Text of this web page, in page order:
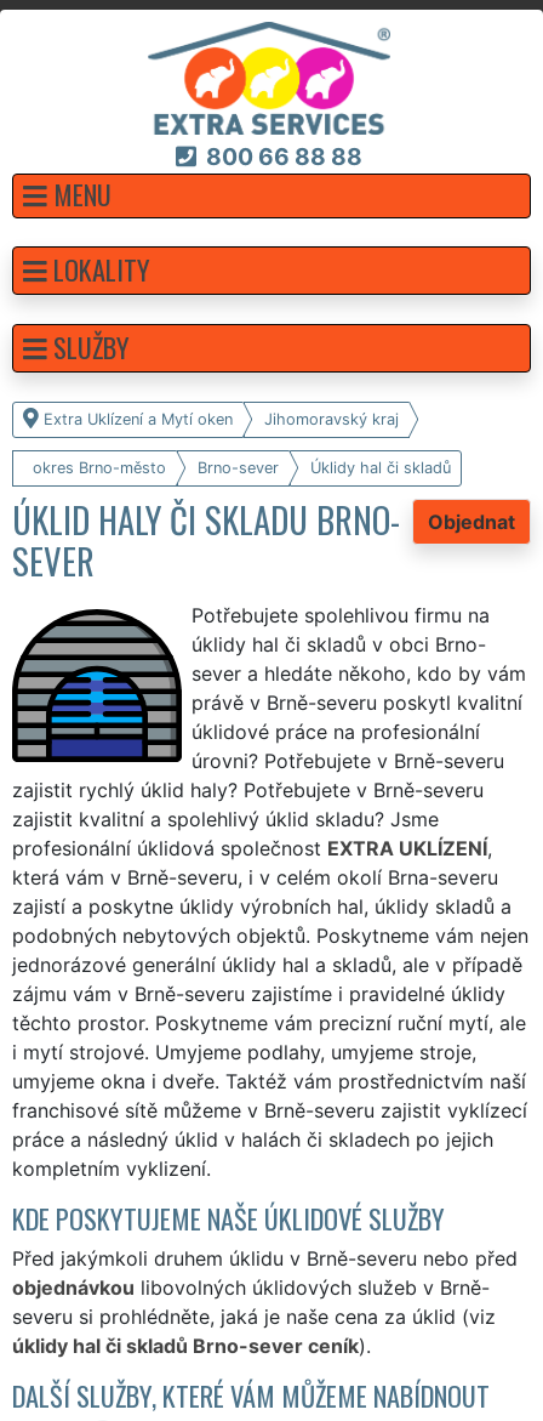
800 66 88 88
MENU
Extra Uklízení a Mytí oken Jihomoravský kraj
okres Brno-město Brno-sever Úklidy hal či skladů
Objednat
ÚKLID HALY ČI SKLADU BRNO-
SEVER
Potřebujete spolehlivou firmu na
úklidy hal či skladů v obci Brno-
sever a hledáte někoho, kdo by vám
právě v Brně-severu poskytl kvalitní
úklidové práce na profesionální
úrovni? Potřebujete v Brně-severu
zajistit rychlý úklid haly? Potřebujete v Brně-severu
zajistit kvalitní a spolehlivý úklid skladu? Jsme
profesionální úklidová společnost EXTRA UKLÍZENÍ,
která vám v Brně-severu, i v celém okolí Brna-severu
zajistí a poskytne úklidy výrobních hal, úklidy skladů a
podobných nebytových objektů. Poskytneme vám nejen
jednorázové generální úklidy hal a skladů, ale v případě
zájmu vám v Brně-severu zajistíme i pravidelné úklidy
těchto prostor. Poskytneme vám precizní ruční mytí, ale
i mytí strojové. Umyjeme podlahy, umyjeme stroje,
umyjeme okna i dveře. Taktéž vám prostřednictvím naší
franchisové sítě můžeme v Brně-severu zajistit vyklízecí
práce a následný úklid v halách či skladech po jejich
kompletním vyklizení.
KDE POSKYTUJEME NAŠE ÚKLIDOVÉ SLUŽBY
Před jakýmkoli druhem úklidu v Brně-severu nebo před
objednávkou libovolných úklidových služeb v Brně-
severu si prohlédněte, jaká je naše cena za úklid (viz
úklidy hal či skladů Brno-sever ceník).
DALŠÍ SLUŽBY, KTERÉ VÁM MŮŽEME NABÍDNOUT
LOKALITY
SLUŽBY